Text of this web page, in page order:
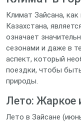
Климат Зайсана,
Казахстана,
означает
сезонами и даже в
аспект, который
поездки, чтобы
природы.
Лето: Жаркое
Лето в Зайсане